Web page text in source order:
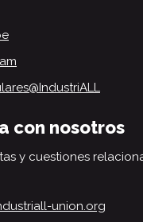
con nosotros
y cuestiones
union.org